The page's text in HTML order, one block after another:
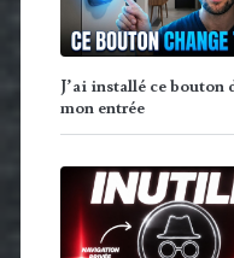
J’ai installé ce bouton
mon entrée